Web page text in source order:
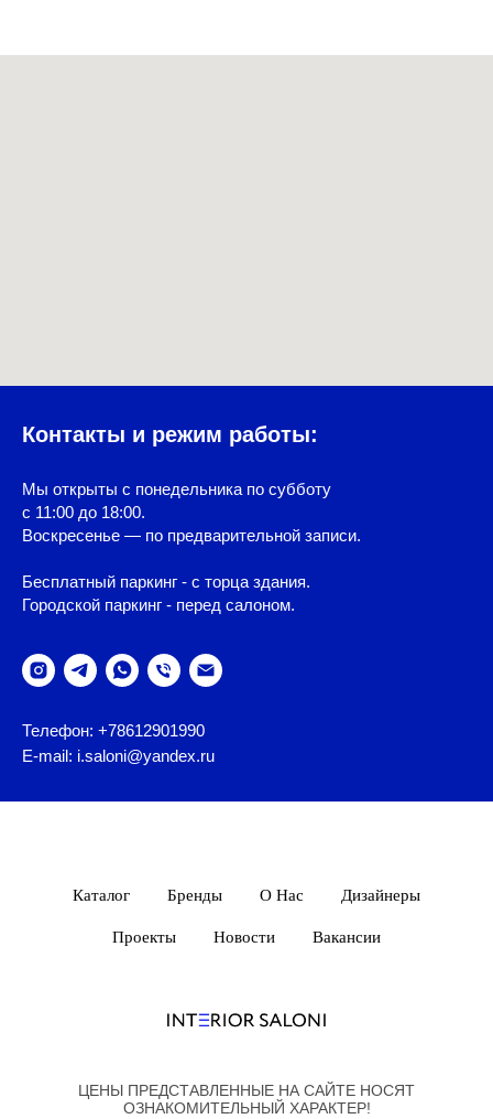
Контакты и режим работы:
Мы открыты с понедельника по субботу
с 11:00 до 18:00.
Воскресенье — по предварительной записи.
Бесплатный паркинг - с торца здания.
Городской паркинг - перед салоном.
Телефон: +78612901990
E-mail: i.saloni@yandex.ru
Каталог Бренды О Нас Дизайнеры
Проекты Новости Вакансии
ЦЕНЫ ПРЕДСТАВЛЕННЫЕ НА САЙТЕ НОСЯТ
ОЗНАКОМИТЕЛЬНЫЙ ХАРАКТЕР!